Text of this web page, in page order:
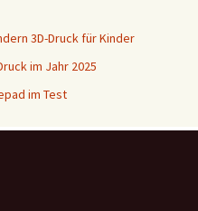
3D-Druck für Kinder
im Jahr 2025
im Test